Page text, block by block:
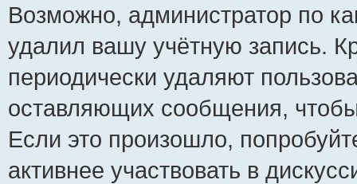
Возможно, администратор по
удалил вашу учётную запись.
периодически удаляют
оставляющих сообщения,
Если это произошло,
активнее участвовать в